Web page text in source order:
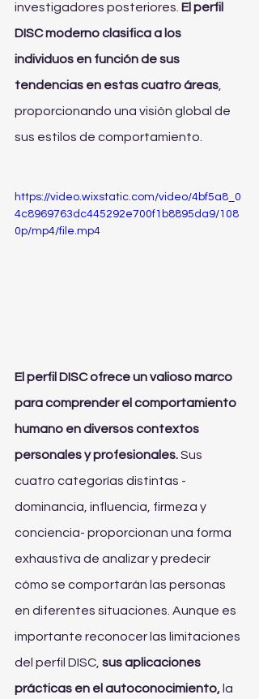
investigadores posteriores. El perfil
DISC moderno clasifica a los
individuos en función de sus
tendencias en estas cuatro áreas
proporcionando una visión global de
sus estilos de comportamiento.
https://video.wixstatic.com/video/4bf5a8_0
4c8969763dc445292e700f1b8895da9/108
0p/mp4/file.mp4
El perfil DISC ofrece un valioso marco
para comprender el comportamiento
humano en diversos contextos
personales y profesionales. Sus
cuatro categorías distintas -
dominancia, influencia, firmeza y
conciencia- proporcionan una forma
exhaustiva de analizar y predecir
cómo se comportarán las personas
en diferentes situaciones. Aunque es
importante reconocer las limitaciones
del perfil DISC, sus aplicaciones
prácticas en el autoconocimiento, la